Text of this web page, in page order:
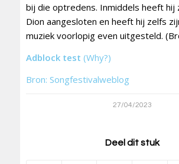
bij die optredens. Inmiddels heeft hij
Dion aangesloten en heeft hij zelfs
muziek voorlopig even uitgesteld.
Adblock test (Why?)
Bron: Songfestivalweblog
27/04/2023
Deel dit stuk